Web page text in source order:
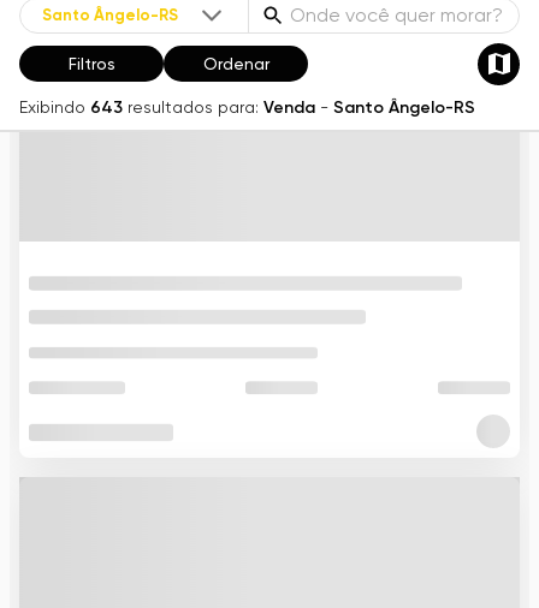
Filtros Ordenar
Exibindo 643 resultados para: Venda - Santo Ângelo-RS